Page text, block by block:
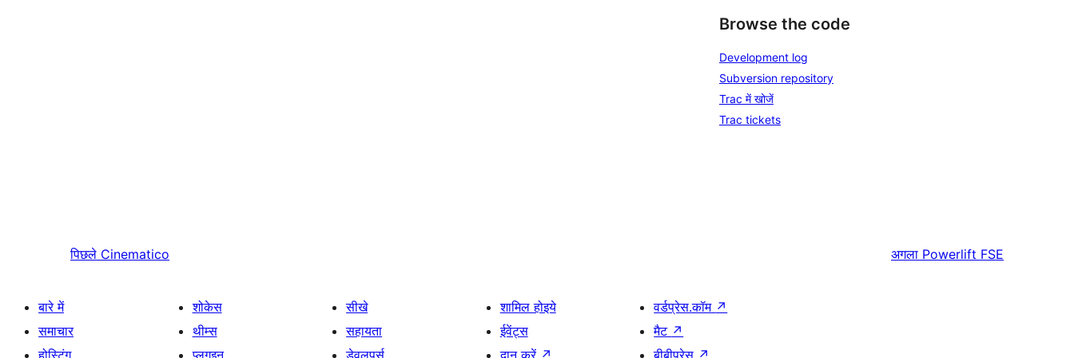
Browse the code
Development log
Subversion repository
Trac में खोजें
Trac tickets
पिछले Cinematico अगला Powerlift FSE
बारे में
समाचार
होस्टिंग
शोकेस
थीम्स
प्लगइन
सीखे
सहायता
डेवलपर्स
शामिल होइये
ईवेंट्स
दान करें ↗
वर्डप्रेस.कॉम ↗
मैट ↗
बीबीप्रेस ↗